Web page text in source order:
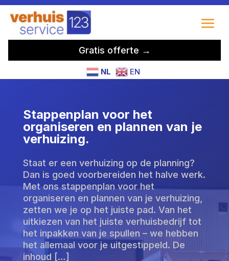
Gratis offerte →
NL EN
Stappenplan voor het
organiseren en plannen van je
verhuizing.
Staat er een verhuizing op de planning?
Dan is goed voorbereiden het halve werk.
Met ons stappenplan voor het
organiseren en plannen van je verhuizing,
zetten we je op het juiste pad. Van het
uitkiezen van het juiste verhuisbedrijf tot
het inpakken van je spullen – we hebben
het allemaal voor je uitgestippeld. De
inhoud […]